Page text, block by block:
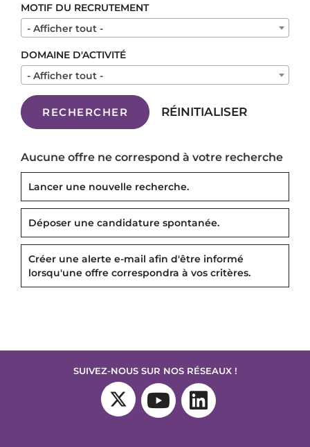
MOTIF DU RECRUTEMENT
- Afficher tout -
DOMAINE D'ACTIVITÉ
- Afficher tout -
RECHERCHER RÉINITIALISER
Aucune offre ne correspond à votre recherche
Lancer une nouvelle recherche.
Déposer une candidature spontanée.
Créer une alerte e-mail afin d'être informé
lorsqu'une offre correspondra à vos critères.
SUIVEZ-NOUS SUR NOS RÉSEAUX !